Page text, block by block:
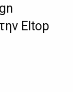
Eltop